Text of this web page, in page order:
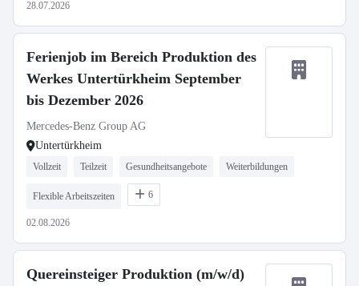
28.07.2026
Ferienjob im Bereich Produktion des
Werkes Untertürkheim September
bis Dezember 2026
Mercedes-Benz Group AG
Untertürkheim
Vollzeit Teilzeit Gesundheitsangebote Weiterbildungen
Flexible Arbeitszeiten 6
02.08.2026
Quereinsteiger Produktion (m/w/d)